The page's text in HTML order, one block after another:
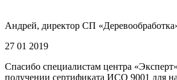
Андрей, директор СП
27 01 2019
Спасибо специалистам центра
получении сертификата ИСО 9001 для